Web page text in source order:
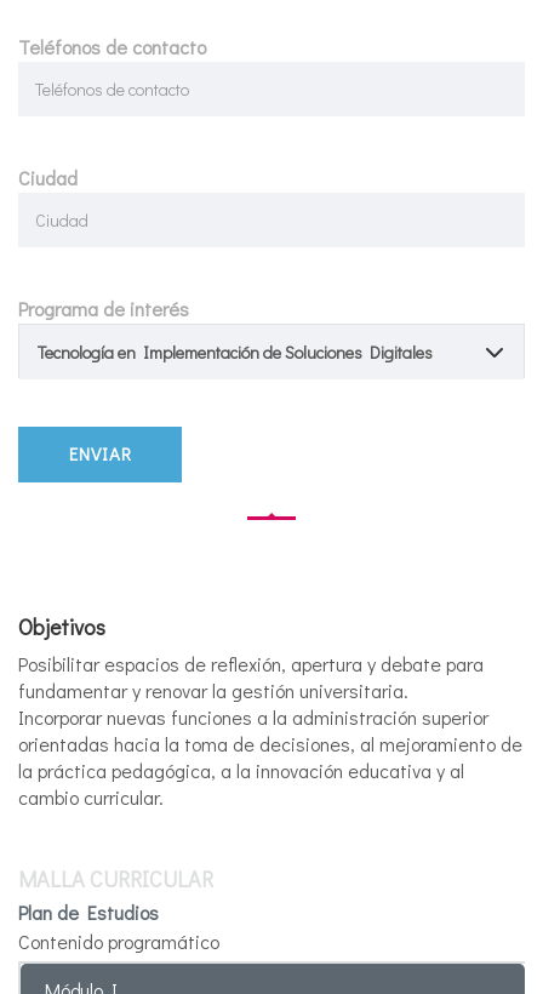
Teléfonos de contacto
Ciudad
Programa de interés
Tecnología en Implementación de Soluciones Digitales
Objetivos
Posibilitar espacios de reflexión, apertura y debate para
fundamentar y renovar la gestión universitaria.
Incorporar nuevas funciones a la administración superior
orientadas hacia la toma de decisiones, al mejoramiento de
la práctica pedagógica, a la innovación educativa y al
cambio curricular.
MALLA CURRICULAR
Plan de Estudios
Contenido programático